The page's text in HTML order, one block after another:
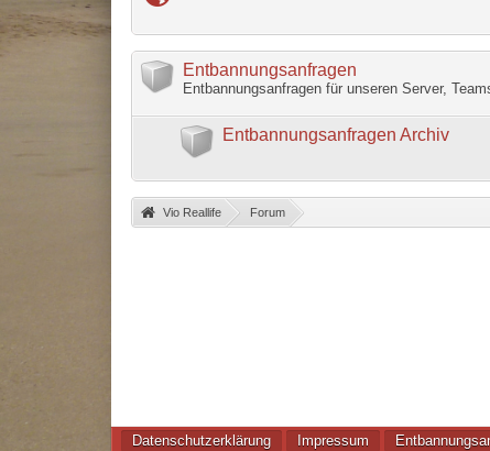
Entbannungsanfragen
Entbannungsanfragen für unseren Server,
Entbannungsanfragen Archiv
Vio Reallife» Forum»
Datenschutzerklärung Impressum